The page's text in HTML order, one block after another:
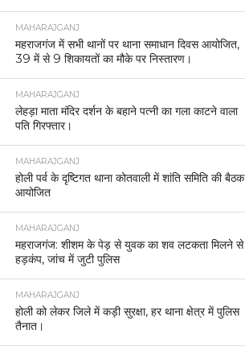
MAHARAJGANJ
महराजगंज में सभी थानों पर थाना समाधान दिवस आयोजित,
39 में से 9 शिकायतों का मौके पर निस्तारण।
MAHARAJGANJ
लेहड़ा माता मंदिर दर्शन के बहाने पत्नी का गला काटने वाला
पति गिरफ्तार।
MAHARAJGANJ
होली पर्व के दृष्टिगत थाना कोतवाली में शांति समिति की बैठक
आयोजित
MAHARAJGANJ
महराजगंज: शीशम के पेड़ से युवक का शव लटकता मिलने से
हड़कंप, जांच में जुटी पुलिस
MAHARAJGANJ
होली को लेकर जिले में कड़ी सुरक्षा, हर थाना क्षेत्र में पुलिस
तैनात।